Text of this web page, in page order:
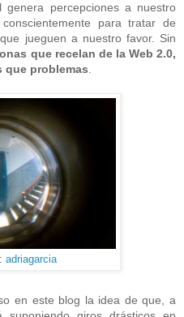
genera percepciones a nuestro
para tratar de
jueguen a nuestro favor. Sin
que recelan de la Web 2.0,
que problemas.
adriagarcia
en este blog la idea de que, a